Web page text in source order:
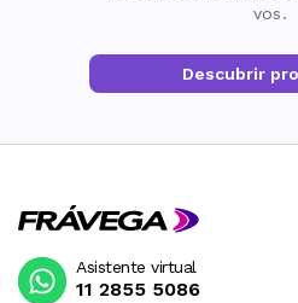
vos.
Descubrir
Asistente virtual
11 2855 5086